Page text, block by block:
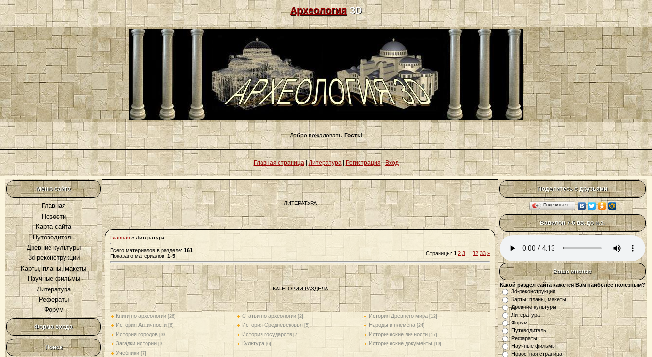
Археология3D
Добро пожаловать, Гость!
Главная страница|Литература| Регистрация|Вход
Меню сайта
Главная
Новости
Карта сайта
Путеводитель
Древние культуры
3d-реконструкции
Карты, планы, макеты
Научные фильмы
Литература
Рефераты
Форум
Форма входа
Поиск
ЛИТЕРАТУРА
Главная » Литература
Всего материалов в разделе: 161
Показано материалов: 1-5 Страницы: 1 2 3 32 33 »
КАТЕГОРИИ РАЗДЕЛА
Книги по археологии [26] Статьи по археологии [2] История Древнего мира [12]
История Античности [6] История Средневековья [5] Народы и племена [24]
История городов [33] История государств [7] Исторические личности [17]
Загадки истории [3] Культура [6] Исторические документы [13]
Учебники [7]
Поделитесь с друзьями
Поделиться…
Вавилон 7-6 вв. до н.э.
Ваше мнение
Какой раздел сайта кажется Вам наиболее полезным?
3d-реконструкции
Карты, планы, макеты
Древние культуры
Литература
Форум
Путеводитель
Рефараты
Научные фильмы
Новостная страница